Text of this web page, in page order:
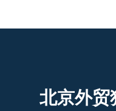
北京外贸